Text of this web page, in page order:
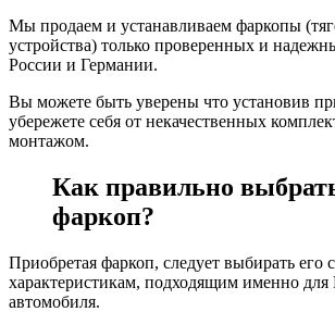
Мы продаем и устанавливаем фаркопы
устройства) только проверенных и
России и Германии.
Вы можете быть уверены что установив
убережете себя от некачественных
монтажом.
Как правильно
фаркоп?
Приобретая фаркоп, следует выбирать его
характеристикам, подходящим именно
автомобиля.